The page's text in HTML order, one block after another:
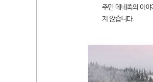
주민 데네족의 이
지 않습니다.